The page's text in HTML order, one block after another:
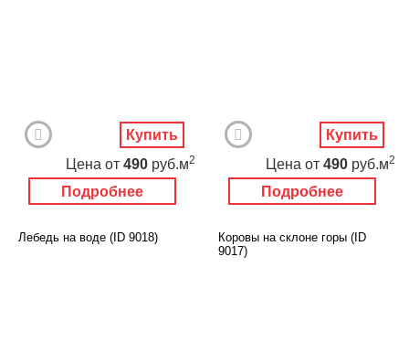
Подробнее
Цена от 490 руб.м2
Купить
Подробнее
Цена от 490 руб.м2
Купить
Лебедь на воде (ID 9018)
Коровы на склоне горы (ID
9017)